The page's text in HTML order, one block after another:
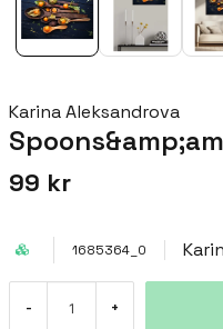
Karina Aleksandrova
99 kr
1685364_0
- +